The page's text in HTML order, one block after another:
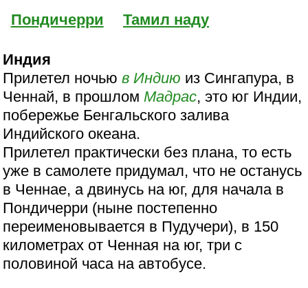
Пондичерри
Тамил наду
Индия
Прилетел ночьюв Индию из Сингапура, в
Ченнай, в прошлом Мадрас, это юг Индии,
побережье Бенгальского залива
Индийского океана.
Прилетел практически без плана, то есть
уже в самолете придумал, что не останусь
в Ченнае, а двинусь на юг, для начала в
Пондичерри (ныне постепенно
переименовывается в Пудучери), в 150
километрах от Ченная на юг, три с
половиной часа на автобусе.